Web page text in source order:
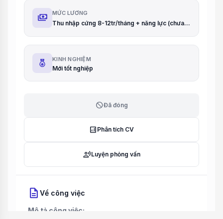
payments MỨC LƯƠNG
Thu nhập cứng 8-12tr/tháng + năng lực (chưa bao gồm hoa hồng)
KINH NGHIỆM
Mới tốt nghiệp
blockĐã đóng
analytics Phân tích CV
record_voice_overLuyện phỏng vấn
description Về công việc
Mô tả công việc: